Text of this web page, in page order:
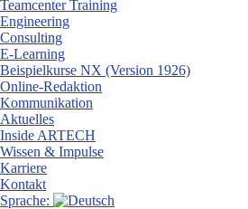
Teamcenter Training
Engineering
Consulting
E-Learning
Beispielkurse NX (Version 1926)
Online-Redaktion
Kommunikation
Aktuelles
Inside ARTECH
Wissen & Impulse
Karriere
Kontakt
Sprache: